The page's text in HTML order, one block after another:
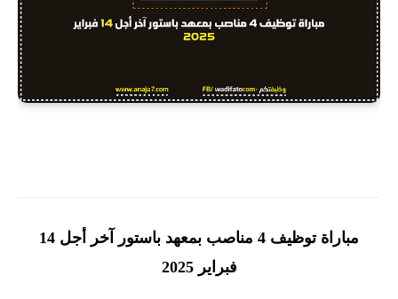
مباراة توظيف 4 مناصب بمعهد باستور آخر أجل 14
فبراير 2025